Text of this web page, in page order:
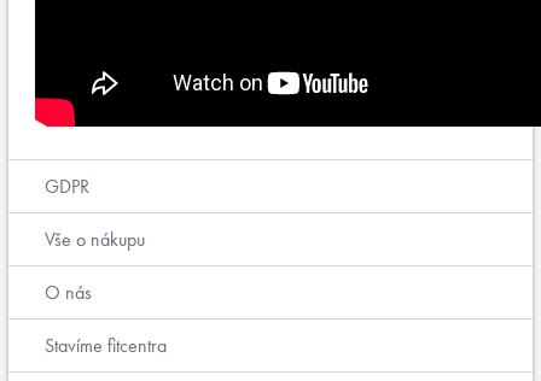
GDPR
Vše o nákupu
O nás
Stavíme fitcentra